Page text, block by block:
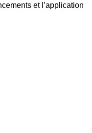
et l’application